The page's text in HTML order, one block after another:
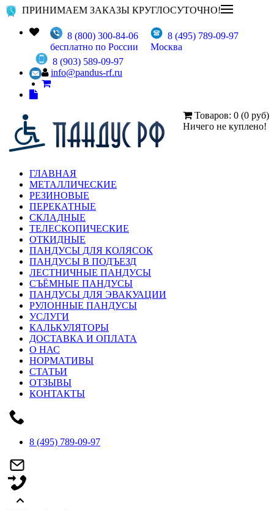
ПРИНИМАЕМ ЗАКАЗЫ КРУГЛОСУТОЧНО!
8 (800) 300-84-06
бесплатно по России
8 (495) 789-09-97
Москва
8 (903) 589-09-97
info@pandus-rf.ru
Товаров: 0 (0 руб)
Ничего не куплено!
ГЛАВНАЯ
МЕТАЛЛИЧЕСКИЕ
РЕЗИНОВЫЕ
ПЕРЕКАТНЫЕ
СКЛАДНЫЕ
ТЕЛЕСКОПИЧЕСКИЕ
ОТКИДНЫЕ
ПАНДУСЫ ДЛЯ КОЛЯСОК
ПАНДУСЫ В ПОДЪЕЗД
ЛЕСТНИЧНЫЕ ПАНДУСЫ
СЪЁМНЫЕ ПАНДУСЫ
ПАНДУСЫ ДЛЯ ЭВАКУАЦИИ
РУЛОННЫЕ ПАНДУСЫ
УСЛУГИ
КАЛЬКУЛЯТОРЫ
ДОСТАВКА И ОПЛАТА
О НАС
НОРМАТИВЫ
СТАТЬИ
ОТЗЫВЫ
КОНТАКТЫ
8 (495) 789-09-97